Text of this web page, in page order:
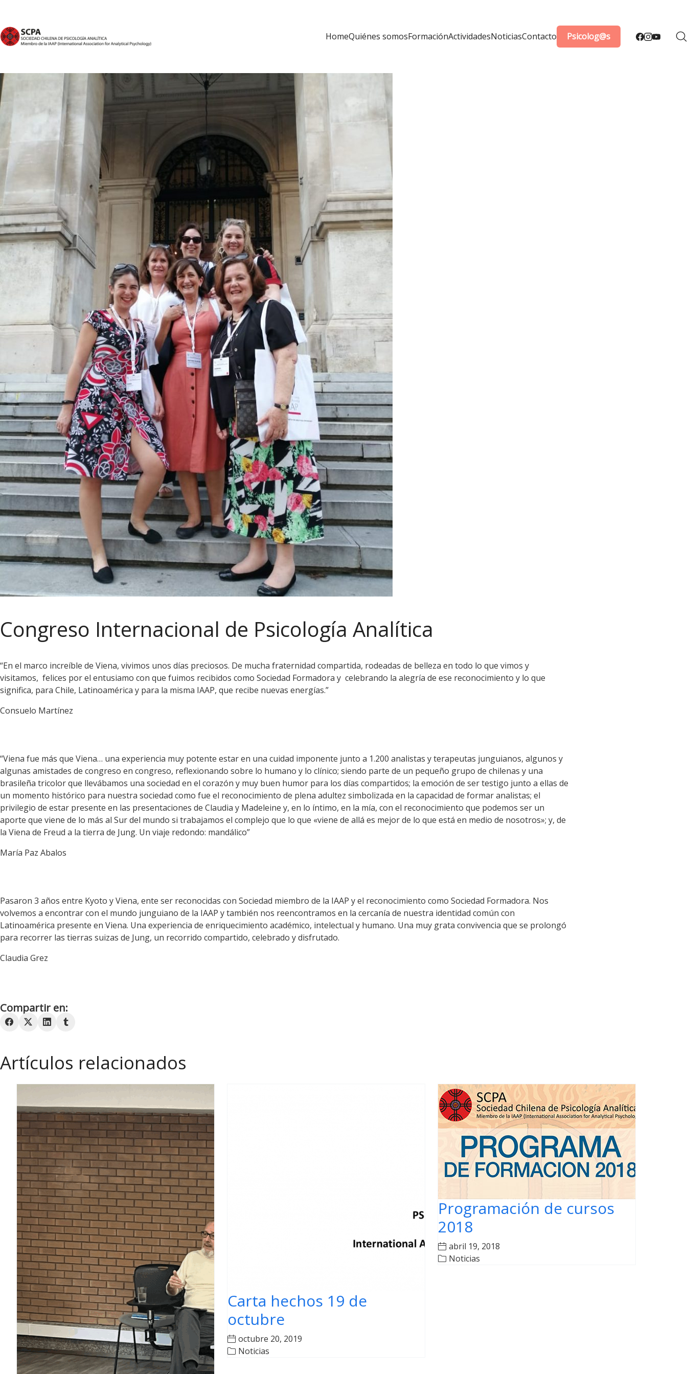
HomeQuiénes somosFormaciónActividadesNoticiasContacto Psicolog@s
Congreso Internacional de Psicología Analítica
“En el marco increíble de Viena, vivimos unos días preciosos. De mucha fraternidad compartida, rodeadas de belleza en todo lo que vimos y
visitamos, felices por el entusiamo con que fuimos recibidos como Sociedad Formadora y celebrando la alegría de ese reconocimiento y lo que
significa, para Chile, Latinoamérica y para la misma IAAP, que recibe nuevas energías.”
Consuelo Martínez
“Viena fue más que Viena… una experiencia muy potente estar en una cuidad imponente junto a 1.200 analistas y terapeutas junguianos, algunos y
algunas amistades de congreso en congreso, reflexionando sobre lo humano y lo clínico; siendo parte de un pequeño grupo de chilenas y una
brasileña tricolor que llevábamos una sociedad en el corazón y muy buen humor para los días compartidos; la emoción de ser testigo junto a ellas de
un momento histórico para nuestra sociedad como fue el reconocimiento de plena adultez simbolizada en la capacidad de formar analistas; el
privilegio de estar presente en las presentaciones de Claudia y Madeleine y, en lo íntimo, en la mía, con el reconocimiento que podemos ser un
aporte que viene de lo más al Sur del mundo si trabajamos el complejo que lo que «viene de allá es mejor de lo que está en medio de nosotros»; y, de
la Viena de Freud a la tierra de Jung. Un viaje redondo: mandálico”
María Paz Abalos
Pasaron 3 años entre Kyoto y Viena, ente ser reconocidas con Sociedad miembro de la IAAP y el reconocimiento como Sociedad Formadora. Nos
volvemos a encontrar con el mundo junguiano de la IAAP y también nos reencontramos en la cercanía de nuestra identidad común con
Latinoamérica presente en Viena. Una experiencia de enriquecimiento académico, intelectual y humano. Una muy grata convivencia que se prolongó
para recorrer las tierras suizas de Jung, un recorrido compartido, celebrado y disfrutado.
Claudia Grez
Compartir en:
Artículos relacionados
Carta hechos 19 de
octubre
octubre 20, 2019
Noticias
Programación de cursos
2018
abril 19, 2018
Noticias